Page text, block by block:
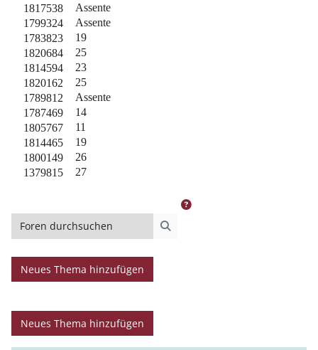
1817538
Assente
1799324
Assente
1783823
19
1820684
25
1814594
23
1820162
25
1789812
Assente
1787469
14
1805767
11
1814465
19
1800149
26
1379815
27
Foren durchsuchen
Neues Thema hinzufügen
Neues Thema hinzufügen